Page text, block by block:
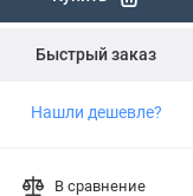
Быстрый заказ
Нашли дешевле?
В сравнение